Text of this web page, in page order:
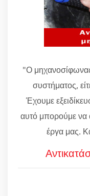
"Ο
συστήματος,
Έχουμε
αυτό μπορούμε να
έργα μας.